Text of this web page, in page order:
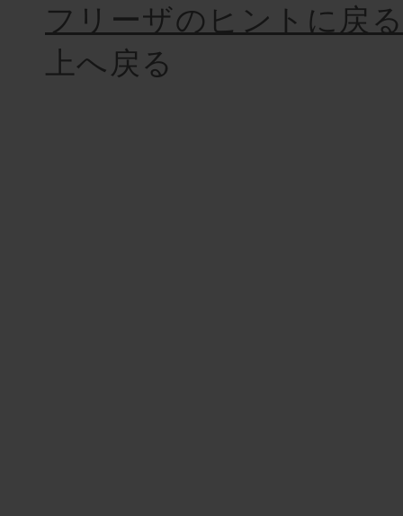
フリーザのヒントに戻る
上へ戻る